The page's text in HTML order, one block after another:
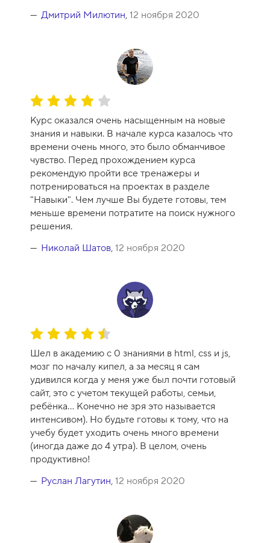
Дмитрий Милютин, 12 ноября 2020
О
е
н
к
а
к
у
р
с
а
-
Курс оказался очень насыщенным на новые
знания и навыки. В начале курса казалось что
времени очень много, это было обманчивое
чувство. Перед прохождением курса
рекомендую пройти все тренажеры и
потренироваться на проектах в разделе
"Навыки". Чем лучше Вы будете готовы, тем
меньше времени потратите на поиск нужного
решения.
Николай Шатов, 12 ноября 2020
О
е
н
к
а
к
у
р
с
а
-
Шел в академию с 0 знаниями в html, css и js,
мозг по началу кипел, а за месяц я сам
удивился когда у меня уже был почти готовый
сайт, это с учетом текущей работы, семьи,
ребёнка... Конечно не зря это называется
интенсивом). Но будьте готовы к тому, что на
учебу будет уходить очень много времени
(иногда даже до 4 утра). В целом, очень
продуктивно!
Руслан Лагутин, 12 ноября 2020